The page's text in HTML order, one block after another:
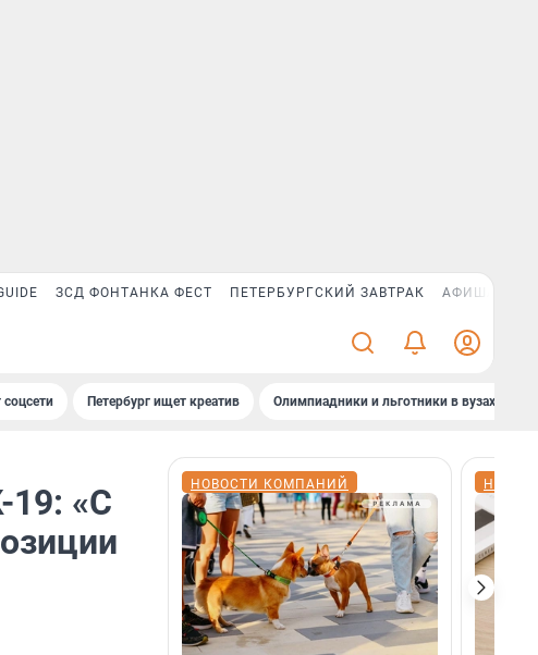
ЗСД ФОНТАНКА ФЕСТ ПЕТЕРБУРГСКИЙ ЗАВТРАК АФИША PLUS
Петербург ищет креатив Олимпиадники и льготники в вузах СПб
19: «С
НОВОСТИ КОМПАНИЙ